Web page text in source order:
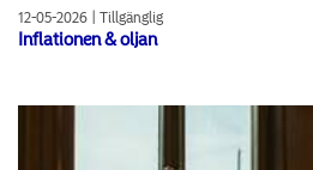
12-05-2026 | Tillgänglig
Inflationen & oljan